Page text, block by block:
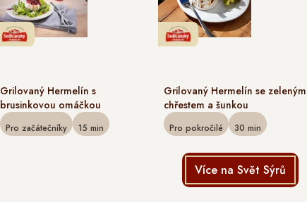
Grilovaný Hermelín s
brusinkovou omáčkou
Pro začátečníky 15 min
Grilovaný Hermelín se zeleným
chřestem a šunkou
Pro pokročilé 30 min
Více na Svět Sýrů